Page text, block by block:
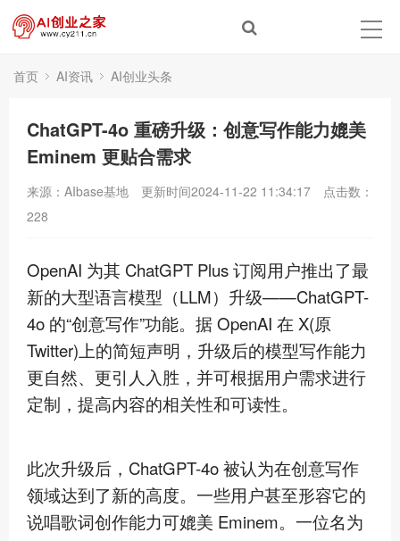
首页 AI资讯 AI创业头条
ChatGPT-4o 重磅升级：创意写作能力媲美
Eminem 更贴合需求
来源：AIbase基地 更新时间2024-11-22 11:34:17
点击数：
228
OpenAI 为其 ChatGPT Plus 订阅用户推出了最
新的大型语言模型（LLM）升级——ChatGPT-
4o 的“创意写作”功能。据 OpenAI 在 X(原
Twitter)上的简短声明，升级后的模型写作能力
更自然、更引人入胜，并可根据用户需求进行
定制，提高内容的相关性和可读性。
此次升级后，ChatGPT-4o 被认为在创意写作
领域达到了新的高度。一些用户甚至形容它的
说唱歌词创作能力可媲美 Eminem。一位名为